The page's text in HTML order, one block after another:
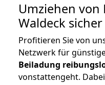
Umziehen von
Waldeck
Profitieren Sie von
Netzwerk für
Beiladung
vonstattengeht.